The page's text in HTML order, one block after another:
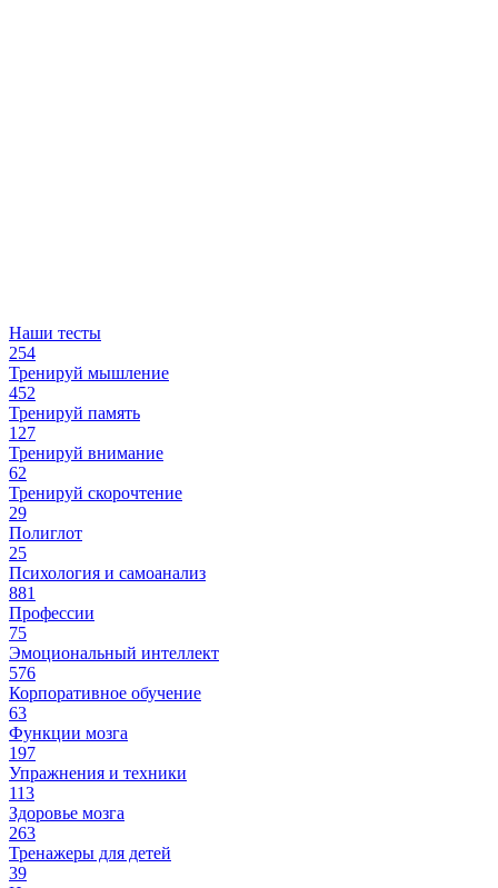
Наши тесты
254
Тренируй мышление
452
Тренируй память
127
Тренируй внимание
62
Тренируй скорочтение
29
Полиглот
25
Психология и самоанализ
881
Профессии
75
Эмоциональный интеллект
576
Корпоративное обучение
63
Функции мозга
197
Упражнения и техники
113
Здоровье мозга
263
Тренажеры для детей
39